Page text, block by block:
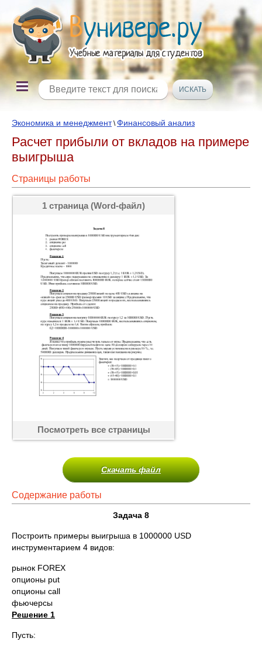
Экономика и менеджмент\Финансовый анализ
Расчет прибыли от вкладов на примере
выигрыша
Страницы работы
1 страница (Word-файл)
Посмотреть все страницы
Скачать файл
Содержание работы
Задача 8
Построить примеры выигрыша в 1000000 USD
инструментарием 4 видов:
рынок FOREX
опционы put
опционы call
фьючерсы
Решение 1
Пусть: